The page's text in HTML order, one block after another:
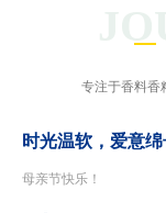
专注于香料香
时光温软，爱意
母亲节快乐！